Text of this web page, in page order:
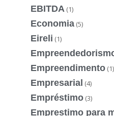
EBITDA (1)
Economia (5)
Eireli (1)
Empreendimento (1)
Empresarial (4)
Empréstimo (3)
Emprestimo para